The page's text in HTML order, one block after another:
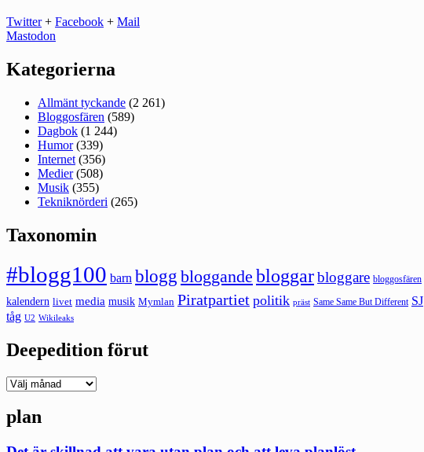
Twitter+ Facebook + Mail
Mastodon
Kategorierna
Allmänt tyckande (2 261)
Bloggosfären (589)
Dagbok (1 244)
Humor(339)
Internet (356)
Medier(508)
Musik (355)
Tekniknörderi (265)
Taxonomin
#blogg100 barn blogg bloggande bloggarbloggare bloggosfären
kalendern livet media musik Mymlan Piratpartiet politik präst Same Same But Different SJ
tåg U2 Wikileaks
Deepedition förut
Deepedition
plan